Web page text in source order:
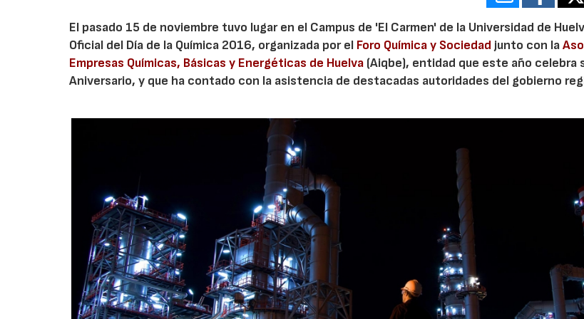
El pasado 15 de noviembre tuvo lugar en el Campus de 'El Carmen' de la Universidad de
Oficial del Día de la Química 2016, organizada por el Foro Química y Sociedad junto con la
Empresas Químicas, Básicas y Energéticas de Huelva (Aiqbe), entidad que este año celebra
Aniversario, y que ha contado con la asistencia de destacadas autoridades del gobierno